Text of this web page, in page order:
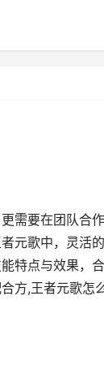
需要在团队合
元歌中，灵活
特点与效果，
方,王者元歌怎